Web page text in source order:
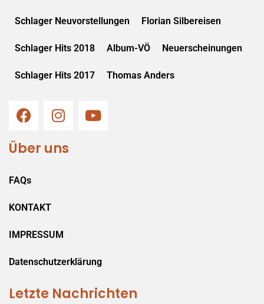
Schlager Neuvorstellungen Florian Silbereisen
Schlager Hits 2018 Album-VÖ Neuerscheinungen
Schlager Hits 2017 Thomas Anders
Über uns
FAQs
KONTAKT
IMPRESSUM
Datenschutzerklärung
Letzte Nachrichten